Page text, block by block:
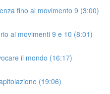
fino al movimento 9 (3:00)
ai movimenti 9 e 10 (8:01)
il mondo (16:17)
(19:06)